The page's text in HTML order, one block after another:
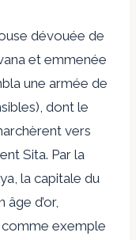
dévouée de
et emmenée
une armée de
dont le
vers
Sita. Par la
la capitale du
âge d’or,
exemple